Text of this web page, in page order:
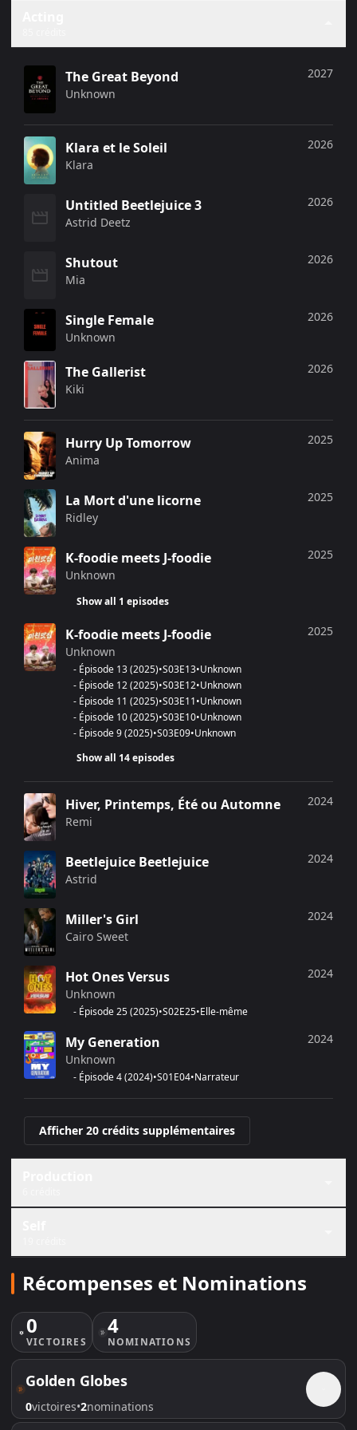
des actrices les plus polyvalentes de sa génération,
capable d'alterner blockbusters, productions
indépendantes et séries à succès.
The Great Beyond
Unknown
2027
Klara et le Soleil
Klara
2026
Untitled Beetlejuice 3
Astrid Deetz
2026
Shutout
Mia
2026
Single Female
Unknown
2026
The Gallerist
Kiki
2026
Hurry Up Tomorrow
Anima
2025
La Mort d'une licorne
Ridley
2025
K-foodie meets J-foodie
Unknown
Show all 1 episodes
2025
K-foodie meets J-foodie
Unknown
- Épisode 13(2025)•S03E13•Unknown
- Épisode 12(2025)•S03E12•Unknown
- Épisode 11 (2025)•S03E11•Unknown
- Épisode 10(2025)•S03E10•Unknown
- Épisode 9(2025)•S03E09•Unknown
Show all 14 episodes
2025
Hiver, Printemps, Été ou Automne
Remi
2024
Beetlejuice Beetlejuice
Astrid
2024
Miller's Girl
Cairo Sweet
2024
Hot Ones Versus
Unknown
- Épisode 25(2025)•S02E25•Elle-même
2024
My Generation
Unknown
- Épisode 4(2024)•S01E04•Narrateur
2024
Afficher 20 crédits supplémentaires
Récompenses et Nominations
0
VICTOIRES
4
NOMINATIONS
Golden Globes
0victoires•2nominations